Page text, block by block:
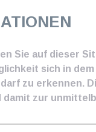
Sie auf dieser
sich in
zu erkennen.
damit zur